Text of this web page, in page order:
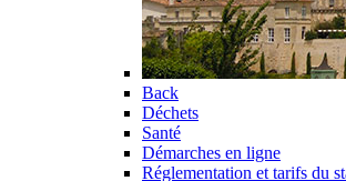
Back
Déchets
Santé
Démarches en ligne
Réglementation et tarifs du